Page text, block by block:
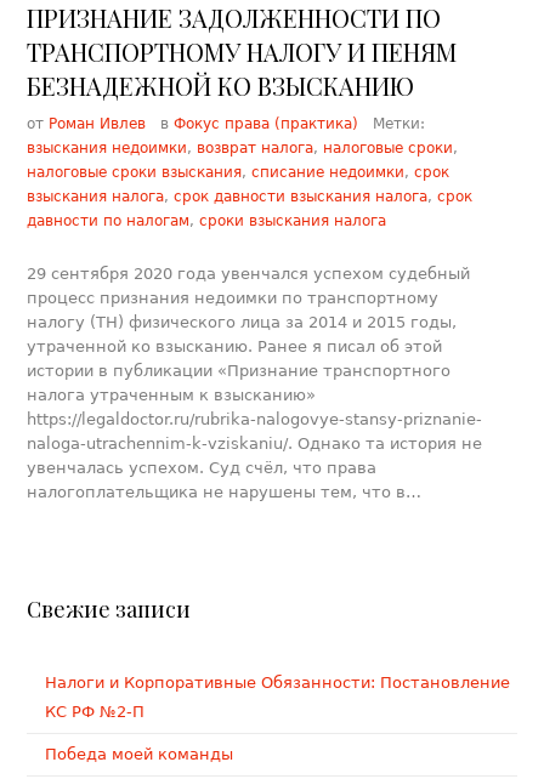
ПРИЗНАНИЕ ЗАДОЛЖЕННОСТИ ПО
ТРАНСПОРТНОМУ НАЛОГУ И ПЕНЯМ
БЕЗНАДЕЖНОЙ КО ВЗЫСКАНИЮ
от Роман Ивлев вФокус права (практика)
Метки:
взыскания недоимки, возврат налога, налоговые сроки,
налоговые сроки взыскания,списание недоимки,срок
взыскания налога,срок давности взыскания налога,срок
давности по налогам,сроки взыскания налога
29 сентября 2020 года увенчался успехом судебный
процесс признания недоимки по транспортному
налогу (ТН) физического лица за 2014 и 2015 годы,
утраченной ко взысканию. Ранее я писал об этой
истории в публикации «Признание транспортного
налога утраченным к взысканию»
https://legaldoctor.ru/rubrika-nalogovye-stansy-priznanie-
naloga-utrachennim-k-vziskaniu/. Однако та история не
увенчалась успехом. Суд счёл, что права
налогоплательщика не нарушены тем, что в…
Свежие записи
Налоги и Корпоративные Обязанности: Постановление
КС РФ №2-П
Победа моей команды